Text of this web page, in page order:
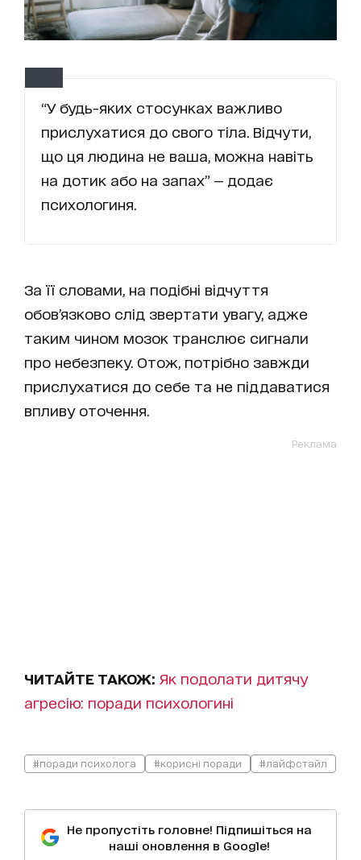
“У будь-яких стосунках важливо
прислухатися до свого тіла. Відчути,
що ця людина не ваша, можна навіть
на дотик або на запах” — додає
психологиня.
За її словами, на подібні відчуття
обов’язково слід звертати увагу, адже
таким чином мозок транслює сигнали
про небезпеку. Отож, потрібно завжди
прислухатися до себе та не піддаватися
впливу оточення.
Реклама
ЧИТАЙТЕ ТАКОЖ: Як подолати дитячу
агресію: поради психологині
#поради психолога #корисні поради #лайфстайл
Не пропустіть головне! Підпишіться на
наші оновлення в Google!